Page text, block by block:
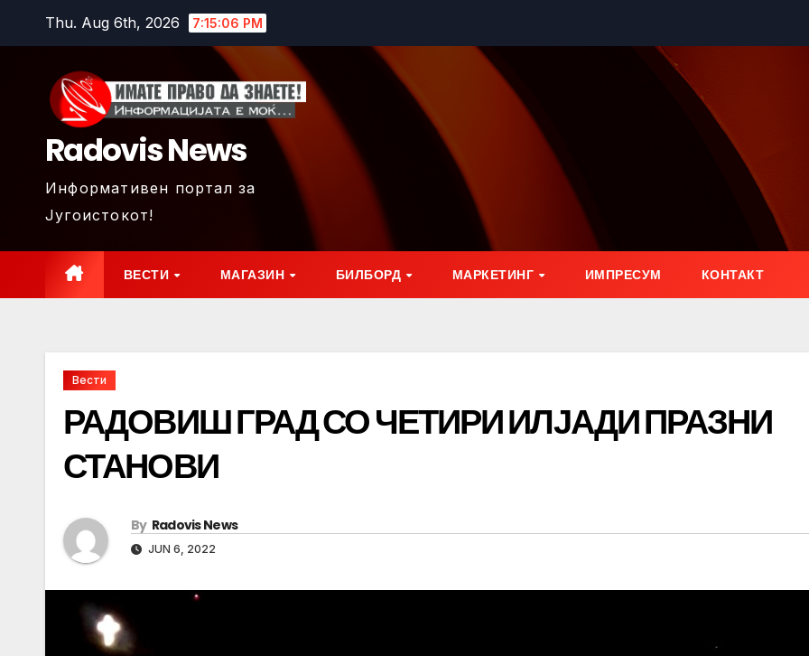
Thu. Aug 6th, 2026 7:15:08 PM
Radovis News
Информативен портал за
Југоистокот!
ВЕСТИ МАГАЗИН БИЛБОРД МАРКЕТИНГ ИМПРЕСУМ КОНТАКТ
Вести
РАДОВИШ ГРАД СО ЧЕТИРИ ИЛЈАДИ ПРАЗНИ
СТАНОВИ
By Radovis News
JUN 6, 2022